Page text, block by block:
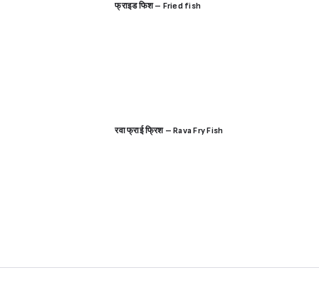
फ्राइड फिश – Fried fish
रवा फ्राई फ्रिश – Rava Fry Fish